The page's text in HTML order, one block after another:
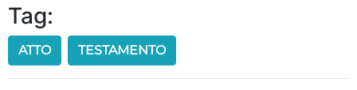
Tag:
ATTO TESTAMENTO